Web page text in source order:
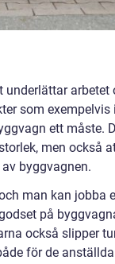
arbetet
som exempelvis
ett måste.
men också
byggvagnen.
man kan jobba
på
också slipper
för de